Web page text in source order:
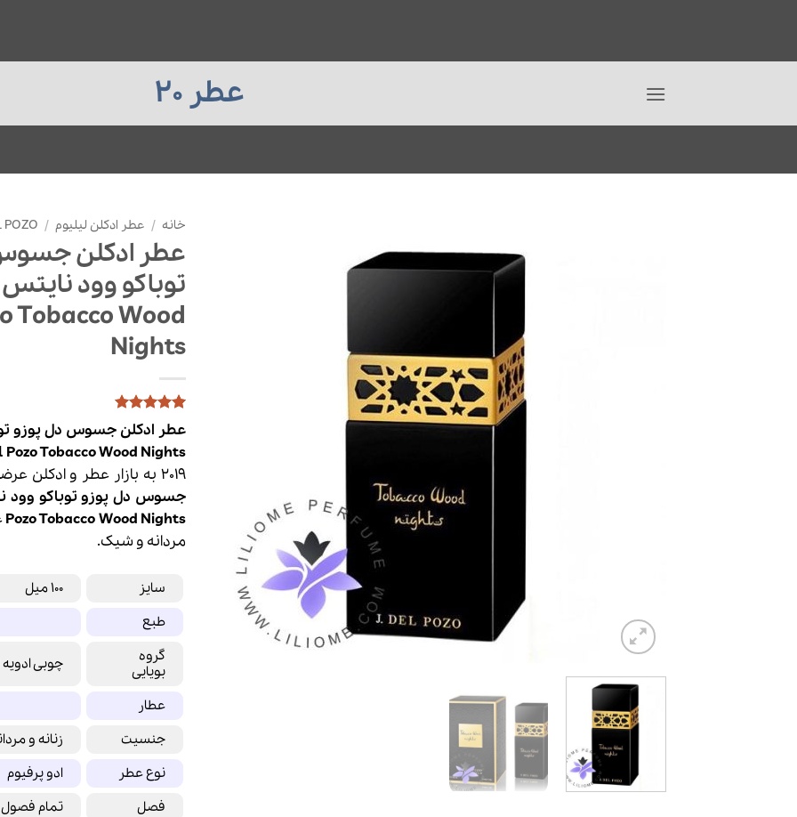
عطر 20
خانه / عطر ادکلن لیلیوم /
POZO
عطر ادکلن
Tobacco Wood
Nights
امتیازدهی
از 5 در
امتیازدهی
مشتری
عطر ادکلن جسوس دل پوزو
Pozo Tobacco Wood Nights
2019 به بازار عطر و ادکلن عرضه شد. عطر ادکلن
جسوس دل پوزوتوباکو وود
PozoTobacco Wood Nights
مردانه و شیک.
سایز
100 میل
طبع
گروه
بویایی
چوبی ادویه
عطار
جنسیت
زنانه و
نوع عطر
ادو پرفیوم
فصل
تمام فصول